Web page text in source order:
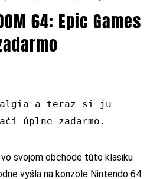
64: Epic Games
a teraz si ju
úplne zadarmo.
svojom obchode túto klasiku
vyšla na konzole Nintendo 64.